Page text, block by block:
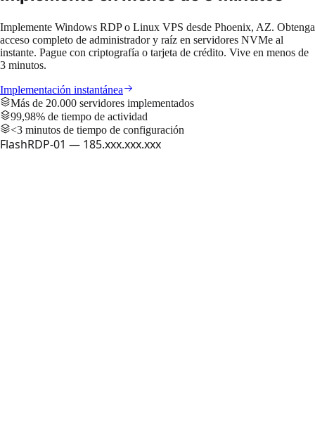
Implemente Windows RDP o Linux VPS desde Phoenix, AZ. Obtenga
acceso completo de administrador y raíz en servidores NVMe al
instante. Pague con criptografía o tarjeta de crédito. Vive en menos de
3 minutos.
Implementación instantánea
Más de 20.000 servidores implementados
99,98% de tiempo de actividad
<3 minutos de tiempo de configuración
FlashRDP-01 — 185.xxx.xxx.xxx